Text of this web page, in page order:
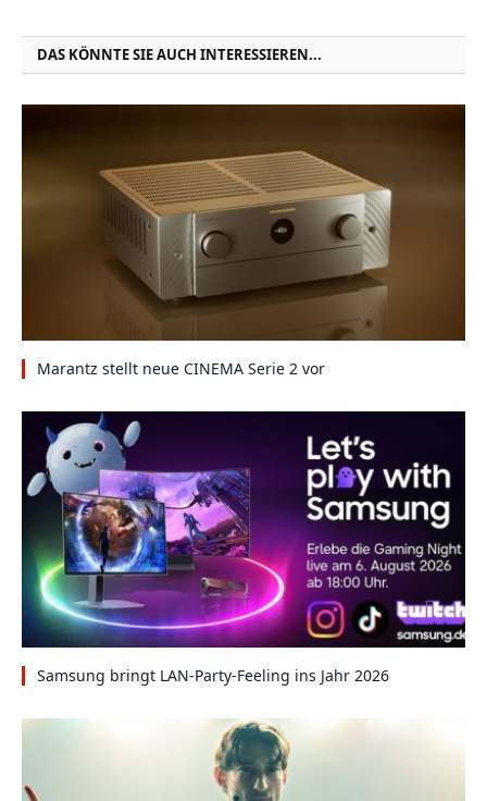
DAS KÖNNTE SIE AUCH INTERESSIEREN...
Marantz stellt neue CINEMA Serie 2 vor
Samsung bringt LAN-Party-Feeling ins Jahr 2026